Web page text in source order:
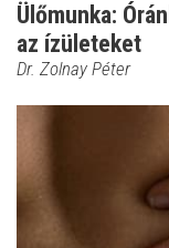
Ülőmunka:
az ízületeket
Dr. Zolnay Péter